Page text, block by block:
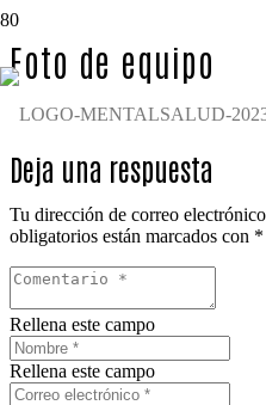
Foto de equipo
Deja una respuesta
Tu dirección de correo
obligatorios están marcados con *
Rellena este campo
Rellena este campo